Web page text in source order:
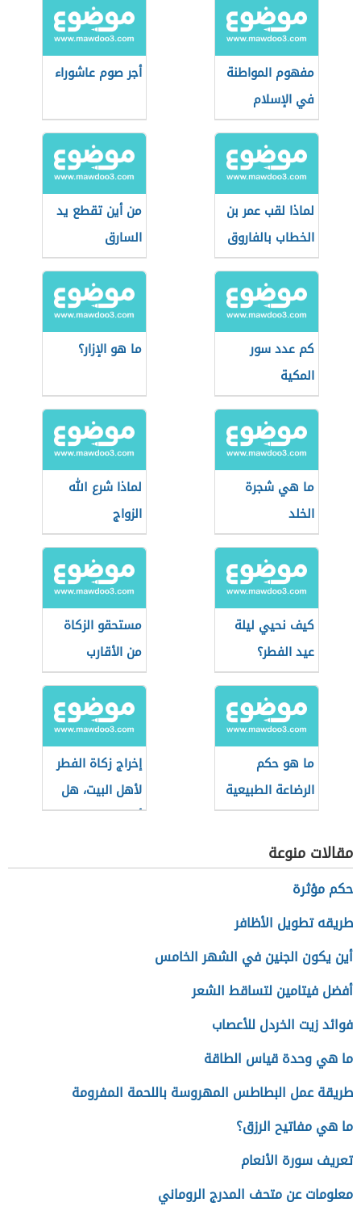
مفهوم المواطنة
في الإسلام
أجر صوم عاشوراء
لماذا لقب عمر بن
الخطاب بالفاروق
من أين تقطع يد
السارق
كم عدد سور
المكية
ما هو الإزار؟
ما هي شجرة
الخلد
لماذا شرع الله
الزواج
كيف نحيي ليلة
عيد الفطر؟
مستحقو الزكاة
من الأقارب
ما هو حكم
الرضاعة الطبيعية
في رمضان؟
إخراج زكاة الفطر
لأهل البيت، هل
أجازها العلماء؟
مقالات منوعة
حكم مؤثرة
طريقه تطويل الأظافر
أين يكون الجنين في الشهر الخامس
أفضل فيتامين لتساقط الشعر
فوائد زيت الخردل للأعصاب
ما هي وحدة قياس الطاقة
طريقة عمل البطاطس المهروسة باللحمة المفرومة
ما هي مفاتيح الرزق؟
تعريف سورة الأنعام
معلومات عن متحف المدرج الروماني